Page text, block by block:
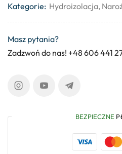
Kategorie: Hydroizolacja,
Masz pytania?
Zadzwoń do nas! +48 606 441
BEZPIECZNE